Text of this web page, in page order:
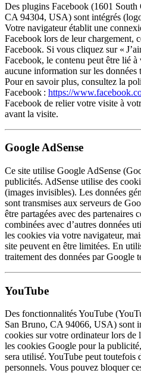
Des plugins Facebook (1601
CA 94304, USA) sont intégrés
Votre navigateur établit une
Facebook lors de leur chargement,
Facebook. Si vous cliquez sur «
Facebook, le contenu peut être lié
aucune information sur les
Pour en savoir plus, consultez la
Facebook : https://
Facebook de relier votre visite à
avant la visite.
Google AdSense
Ce site utilise Google AdSense
publicités. AdSense utilise des
(images invisibles). Les données
sont transmises aux serveurs de
être partagées avec des partenaires
combinées avec d’autres données
les cookies via votre navigateur,
site peuvent en être limitées. En
traitement des données par Google
YouTube
Des fonctionnalités YouTube
San Bruno, CA 94066, USA) sont
cookies sur votre ordinateur lors de
les cookies Google pour la
sera utilisé. YouTube peut toutefois
personnels. Vous pouvez bloquer